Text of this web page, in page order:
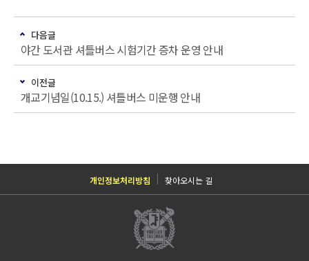
다음글
야간 도서관 셔틀버스 시험기간 증차 운영 안내
이전글
개교기념일(10.15.) 셔틀버스 미운행 안내
개인정보처리방침 찾아오시는 길